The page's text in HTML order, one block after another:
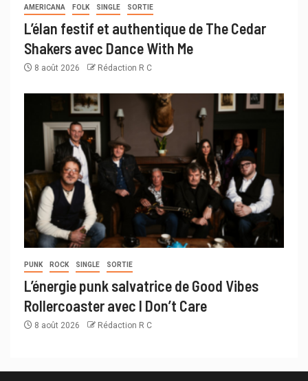
AMERICANA FOLK SINGLE SORTIE
L’élan festif et authentique de The Cedar
Shakers avec Dance With Me
8 août 2026 Rédaction R C
PUNK ROCK SINGLE SORTIE
L’énergie punk salvatrice de Good Vibes
Rollercoaster avec I Don’t Care
8 août 2026 Rédaction R C